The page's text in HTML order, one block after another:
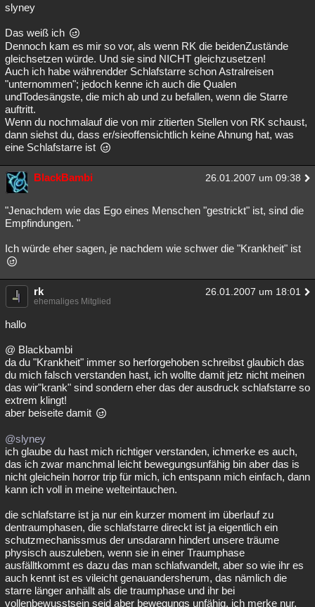
slyney
Das weiß ich
Dennoch kam es mir so vor, als wenn RK die beidenZustände
gleichsetzen würde. Und sie sind NICHT gleichzusetzen!
Auch ich habe währendder Schlafstarre schon Astralreisen
"unternommen"; jedoch kenne ich auch die Qualen
undTodesängste, die mich ab und zu befallen, wenn die Starre
auftritt.
Wenn du nochmalauf die von mir zitierten Stellen von RK schaust,
dann siehst du, dass er/sieoffensichtlich keine Ahnung hat, was
eine Schlafstarre ist
BlackBambi 26.01.2007 um 09:38
"Jenachdem wie das Ego eines Menschen "gestrickt" ist, sind die
Empfindungen. "
Ich würde eher sagen, je nachdem wie schwer die "Krankheit" ist
rk 26.01.2007 um 18:01
ehemaliges Mitglied
hallo
@ Blackbambi
da du "Krankheit" immer so herforgehoben schreibst glaubich das
du mich falsch verstanden hast, ich wollte damit jetz nicht meinen
das wir"krank" sind sondern eher das der ausdruck schlafstarre so
extrem klingt!
aber beiseite damit
@slyney
ich glaube du hast mich richtiger verstanden, ichmerke es auch,
das ich zwar manchmal leicht bewegungsunfähig bin aber das is
nicht gleichein horror trip für mich, ich entspann mich einfach, dann
kann ich voll in meine welteintauchen.
die schlafstarre ist ja nur ein kurzer moment im überlauf zu
dentraumphasen, die schlafstarre direckt ist ja eigentlich ein
schutzmechanissmus der unsdarann hindert unsere träume
physisch auszuleben, wenn sie in einer Traumphase
ausfälltkommt es dazu das man schlafwandelt, aber so wie ihr es
auch kennt ist es vileicht genauandersherum, das nämlich die
starre länger anhällt als die traumphase und ihr bei
vollenbewusstsein seid aber bewegungs unfähig. ich merke nur,